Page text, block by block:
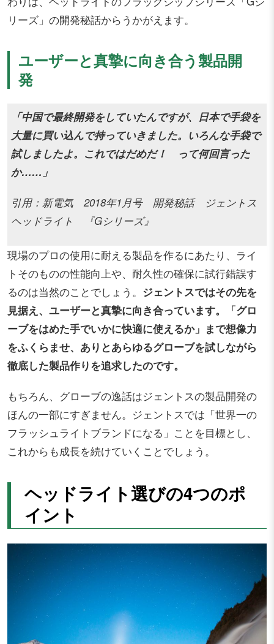
リーズ」の開発秘話からうかがえます。
ユーザーと真摯に向き合う製品開
発
「中国で最終開発をしていたんですが、日本で手袋を
大量に買い込んで持っていきました。いろんな手袋で
試しましたよ。これではだめだ！ って何回言った
か……」
引用：新電気 2018年1月号 開発秘話 ジェントス
ヘッドライト 『Gシリーズ』
現場のプロの使用に耐える製品を作るにあたり、ライ
トそのものの性能向上や、耐久性の確保に試行錯誤す
るのは当然のことでしょう。 ジェントスではその先を
見据え、ユーザーと真摯に向き合っています。「グロ
ーブをはめた手でいかに快適に使えるか」まで想像力
をふくらませ、ありとあらゆるグローブを試しながら
徹底した製品作りを追求したのです。
もちろん、グローブの逸話はジェントスの製品開発の
ほんの一部にすぎません。ジェントスでは「世界一の
フラッシュライトブランドになる」ことを目標とし、
これからも成長を続けていくことでしょう。
ヘッドライト選びの4つのポ
イント